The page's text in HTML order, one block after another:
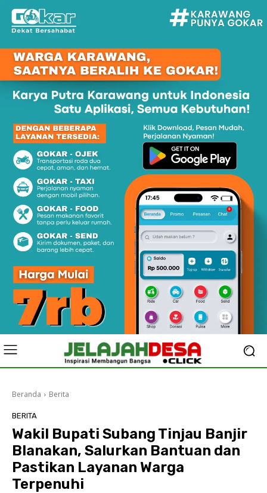
Beranda Berita
BERITA
Wakil Bupati Subang Tinjau Banjir
Blanakan, Salurkan Bantuan dan
Pastikan Layanan Warga
Terpenuhi